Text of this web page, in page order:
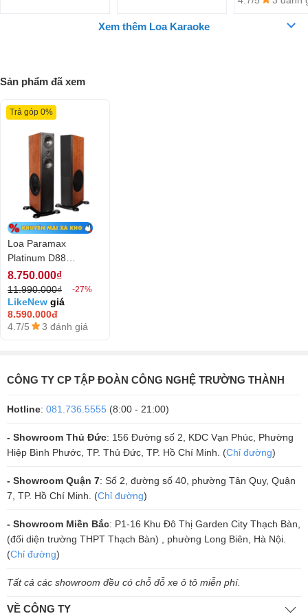
Danh sách lắp đặt thực tế của Trường Thành Audio
Xem thêm Loa Karaoke
Sản phẩm đã xem
Loa Paramax
Platinum D88
(Calvados)
Trả góp 0%
8.750.000₫
11.990.000₫ -27%
LikeNew giá
8.590.000đ
4.7/5
3 đánh giá
CÔNG TY CP TẬP ĐOÀN CÔNG NGHỆ TRƯỜNG THÀNH
Hotline: 081.736.5555 (8:00 - 21:00)
- Showroom Thủ Đức: 156 Đường số 2, KDC Vạn Phúc, Phường
Hiệp Bình Phước, TP. Thủ Đức, TP. Hồ Chí Minh. (Chỉ đường)
- Showroom Quận 7: Số 2, đường số 40, phường Tân Quy, Quận
7, TP. Hồ Chí Minh. (Chỉ đường)
- Showroom Miền Bắc: P1-16 Khu Đô Thị Garden City Thạch Bàn,
(đối diện trường THPT Thạch Bàn) , phường Long Biên, Hà Nội.
(Chỉ đường)
Tất cả các showroom đều có chỗ đỗ xe ô tô miễn phí.
VỀ CÔNG TY